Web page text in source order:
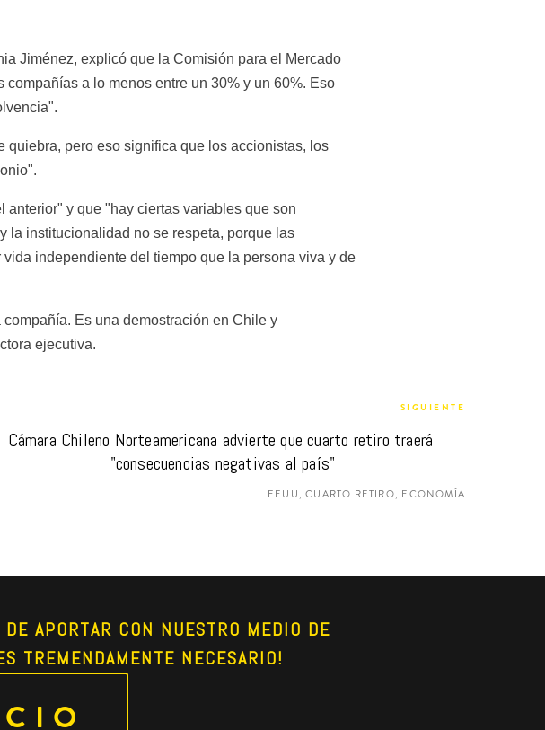
Jiménez, explicó que la Comisión para el Mercado
a lo menos entre un 30% y un 60%. Eso
pero eso significa que los accionistas, los
anterior" y que "hay ciertas variables que son
la institucionalidad no se respeta, porque las
independiente del tiempo que la persona viva y de
Es una demostración en Chile y
ejecutiva.
SIGUIENTE
Cámara Chileno Norteamericana advierte que cuarto retiro traerá
"consecuencias negativas al país"
EEUU, CUARTO RETIRO, ECONOMÍA
APORTAR CON NUESTRO MEDIO DE
TREMENDAMENTE NECESARIO!